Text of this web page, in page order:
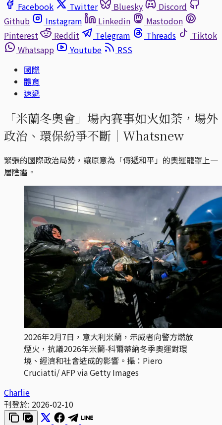
Facebook
Twitter Bluesky
Discord
Github
Instagram Linkedin
Mastodon
Pinterest
Reddit Telegram Threads
Tiktok
Whatsapp
Youtube
RSS
國際
體育
速遞
「米蘭冬奧會」場內賽事如火如荼，場外
政治、環保紛爭不斷｜Whatsnew
緊張的國際政治局勢，讓原意為「傳遞和平」的奧運籠罩上一
層陰霾。
2026年2月7日，意大利米蘭，示威者向警方燃放
煙火，抗議2026年米蘭-科爾蒂納冬季奧運對環
境、經濟和社會造成的影響。攝：Piero
Cruciatti/ AFP via Getty Images
Charlie
刊登於: 2026-02-10